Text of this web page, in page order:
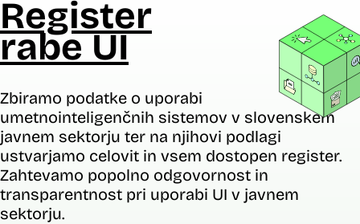
Register
rabe UI
Zbiramo podatke o uporabi
umetnointeligenčnih sistemov v slovenskem
javnem sektorju ter na njihovi podlagi
ustvarjamo celovit in vsem dostopen register.
Zahtevamo popolno odgovornost in
transparentnost pri uporabi UI v javnem
sektorju.